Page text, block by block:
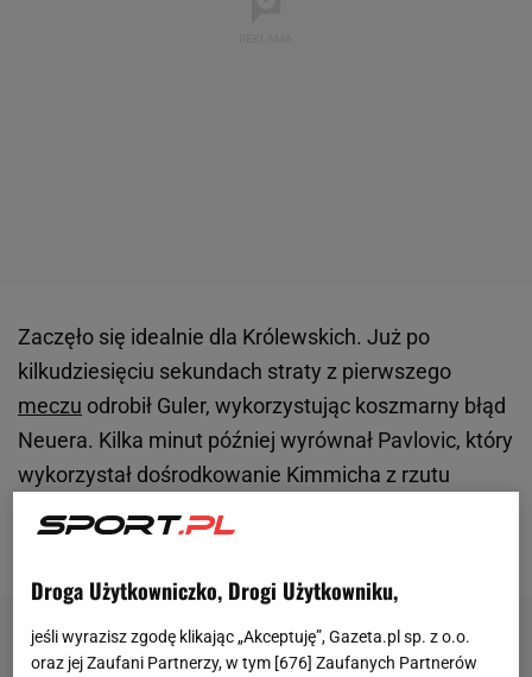
Zaczęło się idealnie dla Królewskich. Już po
kilkudziesięciu sekundach straty z pierwszego
meczu odrobił Guler, wykorzystując koszmarny błąd
Neuera. Kilka minut później wyrównał Pavlovic, który
wykorzystał dośrodkowanie Kimmicha z rzutu
trafiając bezpośrednio z rzutu wolnego.
Droga Użytkowniczko, Drogi Użytkowniku,
jeśli wyrazisz zgodę klikając „Akceptuję”, Gazeta.pl sp. z o.o.
oraz jej Zaufani Partnerzy, w tym [676] Zaufanych Partnerów